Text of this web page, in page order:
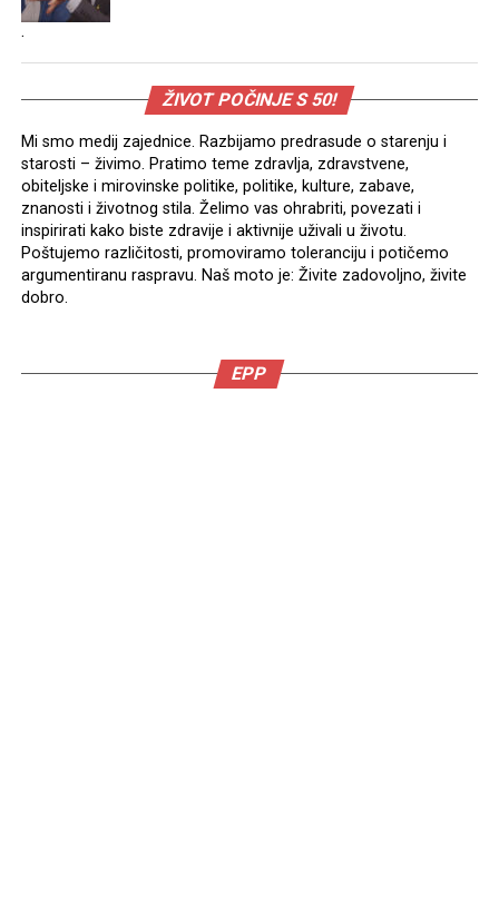
.
ŽIVOT POČINJE S 50!
Mi smo medij zajednice. Razbijamo predrasude o starenju i
starosti – živimo. Pratimo teme zdravlja, zdravstvene,
obiteljske i mirovinske politike, politike, kulture, zabave,
znanosti i životnog stila. Želimo vas ohrabriti, povezati i
inspirirati kako biste zdravije i aktivnije uživali u životu.
Poštujemo različitosti, promoviramo toleranciju i potičemo
argumentiranu raspravu. Naš moto je: Živite zadovoljno, živite
dobro.
EPP